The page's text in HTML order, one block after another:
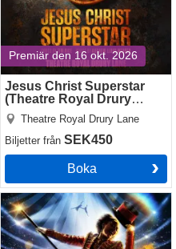
Premiär den 16 okt. 2026
Jesus Christ Superstar
(Theatre Royal Drury
Lane)
Theatre Royal Drury Lane
BiljetterfrånSEK450
Boka
Come Alive! The Greatest
Showman Circus Spectacular